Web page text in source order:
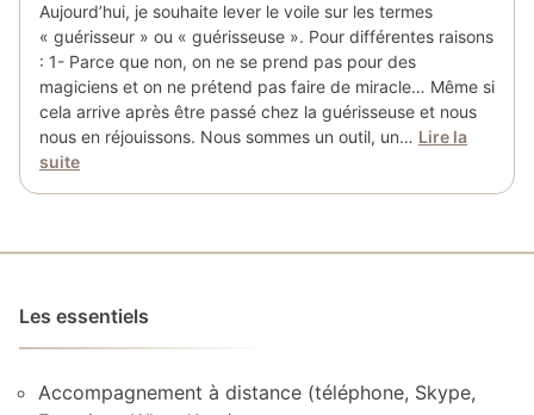
Aujourd’hui, je souhaite lever le voile sur les termes
« guérisseur » ou « guérisseuse ». Pour différentes raisons
: 1- Parce que non, on ne se prend pas pour des
magiciens et on ne prétend pas faire de miracle… Même si
cela arrive après être passé chez la guérisseuse et nous
nous en réjouissons. Nous sommes un outil, un… Lire la
suite
Les essentiels
Accompagnement à distance (téléphone, Skype,